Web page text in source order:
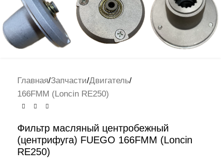
Главная/Запчасти/Двигатель/
166FMM (Loncin RE250)
Фильтр масляный центробежный
(центрифуга) FUEGO 166FMM (Loncin
RE250)